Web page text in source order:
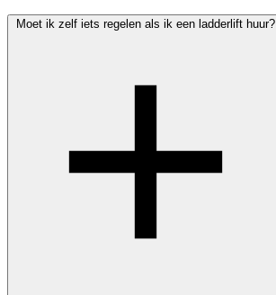
Moet ik zelf iets regelen als ik een ladderlift huur?